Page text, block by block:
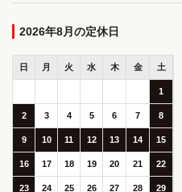
2026年8月
日 月 火 水 木 金 土
1
2 3 4 5 6 7 8
9 10 11 12 13 14 15
16 17 18 19 20 21 22
23 24 25 26 27 28 29